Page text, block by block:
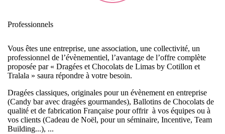
Professionnels
Vous êtes une entreprise, une association, une collectivité, un
professionnel de l’évènementiel, l’avantage de l’offre complète
proposée par « Dragées et Chocolats de Limas by Cotillon et
Tralala » saura répondre à votre besoin.
Dragées classiques, originales pour un évènement en entreprise
(Candy bar avec dragées gourmandes), Ballotins de Chocolats de
qualité et de fabrication Française pour offrir à vos équipes ou à
vos clients (Cadeau de Noël, pour un séminaire, Incentive, Team
Building...), ...